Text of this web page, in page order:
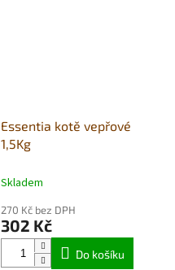
Essentia kotě vepřové
1,5Kg
Skladem
270 Kč bez DPH
302 Kč
Do košíku